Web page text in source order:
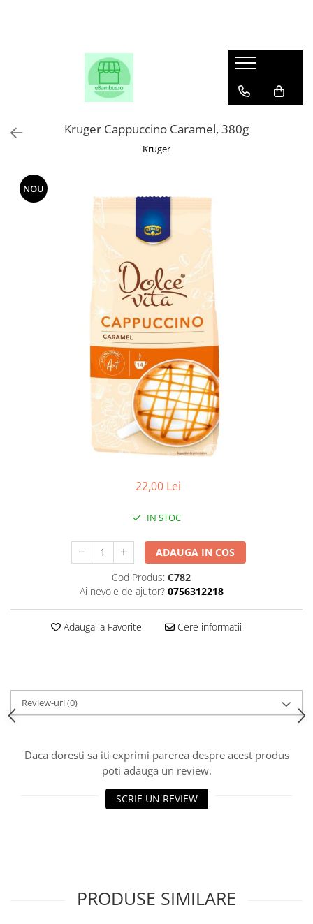
Kruger Cappuccino Caramel, 380g
Kruger
NOU
22,00 Lei
IN STOC
ADAUGA IN COS
Cod Produs: C782
Ai nevoie de ajutor? 0756312218
Adauga la Favorite Cere informatii
Review-uri(0)
Daca doresti sa iti exprimi parerea despre acest produs
poti adauga un review.
SCRIE UN REVIEW
PRODUSE SIMILARE